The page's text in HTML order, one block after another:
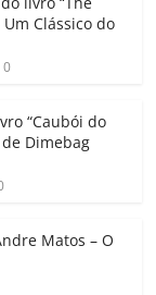
y
Li
k
p
h
ar
Clássico do
0
“Caubói do
Dimebag
Matos – O